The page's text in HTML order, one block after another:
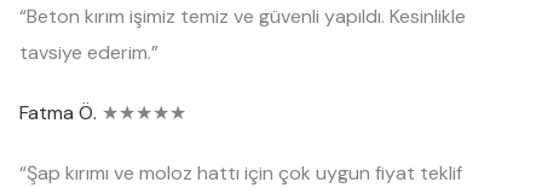
“Beton kırım işimiz temiz ve güvenli yapıldı. Kesinlikle
tavsiye ederim.”
Fatma Ö. ★★★★★
“Şap kırımı ve moloz hattı için çok uygun fiyat teklif